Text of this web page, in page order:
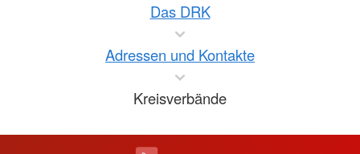
Das DRK
Adressen und Kontakte
Kreisverbände